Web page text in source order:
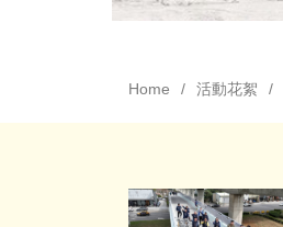
Home 活動花絮